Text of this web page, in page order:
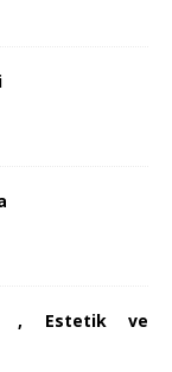
, Estetik ve